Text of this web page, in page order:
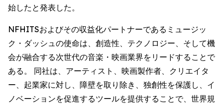
始したと発表した。
NFHITSおよびその収益化パートナーであるミュージッ
ク・ダッシュの使命は、創造性、テクノロジー、そして機
会が融合する次世代の音楽・映画業界をリードすることで
ある。 同社は、アーティスト、映画製作者、クリエイタ
ー、起業家に対し、障壁を取り除き、独創性を保護し、イ
ノベーションを促進するツールを提供することで、世界規